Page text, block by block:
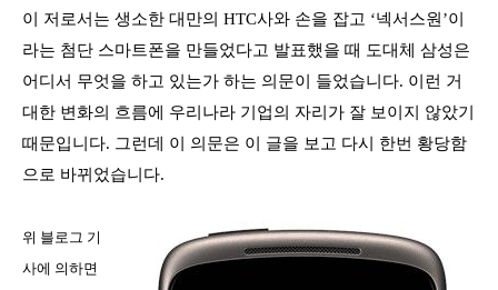
이 저로서는 생소한 대만의 HTC사와 손을 잡고 ‘넥서스원 ’이
라는 첨단 스마트폰을 만들었다고 발표했을 때 도대체 삼성은
어디서 무엇을 하고 있는가 하는 의문이 들었습니다. 이런 거
대한 변화의 흐름에 우리나라 기업의 자리가 잘 보이지 않았기
때문입니다. 그런데 이 의문은 이 글을 보고 다시 한번 황당함
으로 바뀌었습니다.
위 블로그 기
사에 의하면